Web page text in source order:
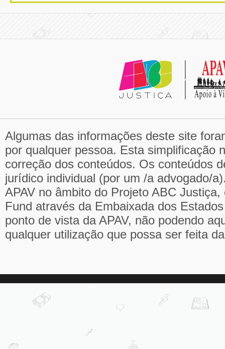
Algumas das informações deste site
por qualquer pessoa. Esta simplificação
correção dos conteúdos. Os conteúdos
jurídico individual (por um /a advogado/
APAV no âmbito do Projeto ABC
Fund através da Embaixada dos
ponto de vista da APAV, não podendo
qualquer utilização que possa ser feita